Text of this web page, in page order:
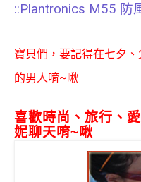
::Plantronics M55 防
寶貝們，要記得在七夕
的男人唷~啾
喜歡時尚、旅行、
妮聊天唷~啾